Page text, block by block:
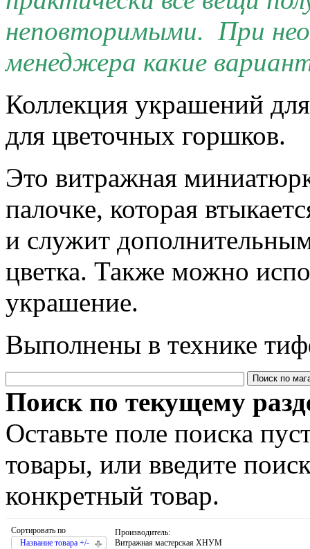
неповторимыми. При
менеджера какие
Коллекция украшений
для цветочных горшков.
Это витражная
палочке, которая
и служит
цветка. Также можно
украшение.
Выполнены в технике
Поиск по текущему
Оставьте поле поиска
товары, или введите
конкретный товар.
Сортировать по
Название товара +/-
Производитель:
Витражная мастерская ХНУМ